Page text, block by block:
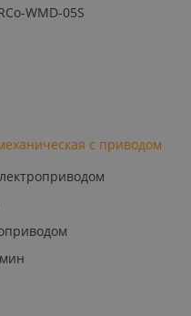
WMD-05S
с приводом